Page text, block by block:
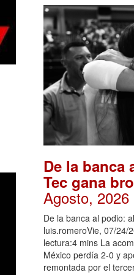
De la banca
Tec gana
Agosto, 2026
De la banca al podio:
luis.romeroVie, 07/24/
lectura:4 mins La
México perdía 2-0 y
remontada por el